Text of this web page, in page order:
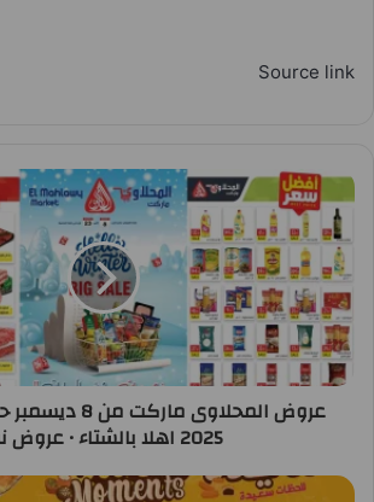
Source link
2025 اهلا بالشتاء • عروض نت